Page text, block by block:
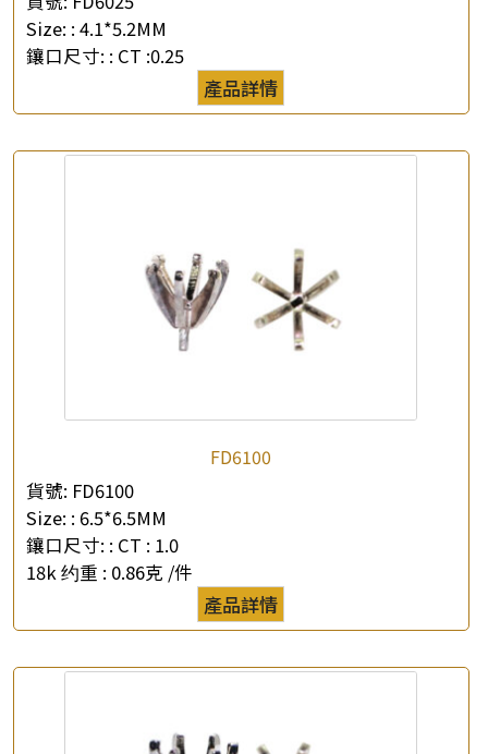
公司名稱
*e-mail
Size: : 4.1*5.2MM
鑲口尺寸: : CT :0.25
產品詳情
FD6100
貨號: FD6100
Size: : 6.5*6.5MM
鑲口尺寸: : CT : 1.0
18k 约重 : 0.86克 /件
產品詳情